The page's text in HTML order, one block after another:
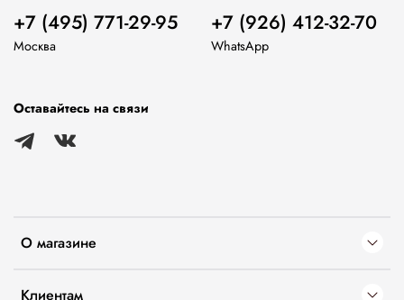
О магазине
Клиентам
+7 (495) 771-29-95
Москва
+7 (926) 412-32-70
WhatsApp
Оставайтесь на связи